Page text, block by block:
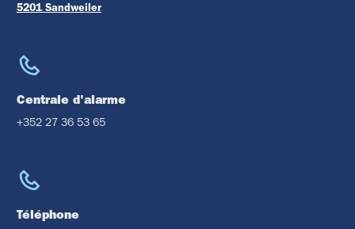
5201 Sandweiler
Centrale d'alarme
+352 27 36 53 65
Téléphone